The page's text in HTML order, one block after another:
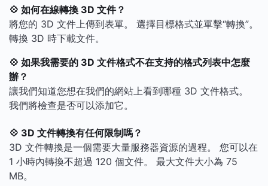
💠 如何在線轉換 3D 文件？
將您的 3D 文件上傳到表單。 選擇目標格式並單擊“轉換”。
轉換 3D 時下載文件。
💠 如果我需要的 3D 文件格式不在支持的格式列表中怎麼
辦？
讓我們知道您想在我們的網站上看到哪種 3D 文件格式。
我們將檢查是否可以添加它。
💠 3D 文件轉換有任何限制嗎？
3D 文件轉換是一個需要大量服務器資源的過程。 您可以在
1 小時內轉換不超過 120 個文件。 最大文件大小為 75
MB。